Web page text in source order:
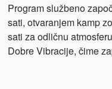
Program službeno
sati, otvaranjem kamp
sati za odličnu
Dobre Vibracije, čime